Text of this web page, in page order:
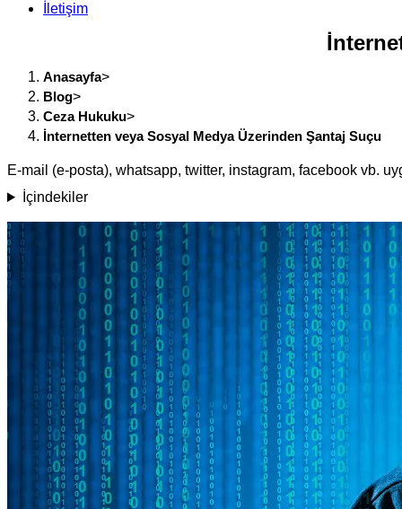
İletişim
Anasayfa>
Blog>
Ceza Hukuku>
İnternetten veya Sosyal Medya Üzerinden Şantaj Suçu
E-mail (e-posta), whatsapp, twitter, instagram, facebook vb.
İçindekiler